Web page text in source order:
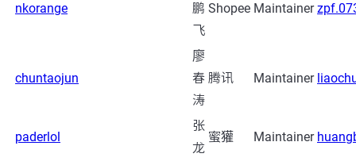
nkorange
鹏
飞
Shopee Maintainer
chuntaojun
廖
春
涛
腾讯 Maintainer
paderlol
张
龙
蜜獾 Maintainer